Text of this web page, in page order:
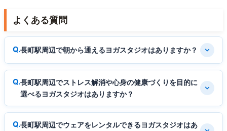
よくある質問
長町駅周辺で朝から通えるヨガスタジオはありますか？
長町駅周辺でストレス解消や心身の健康づくりを目的に
選べるヨガスタジオはありますか？
長町駅周辺でウェアをレンタルできるヨガスタジオはあ